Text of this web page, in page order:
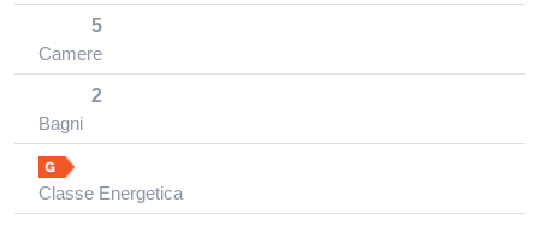
5
Camere
2
Bagni
Classe Energetica